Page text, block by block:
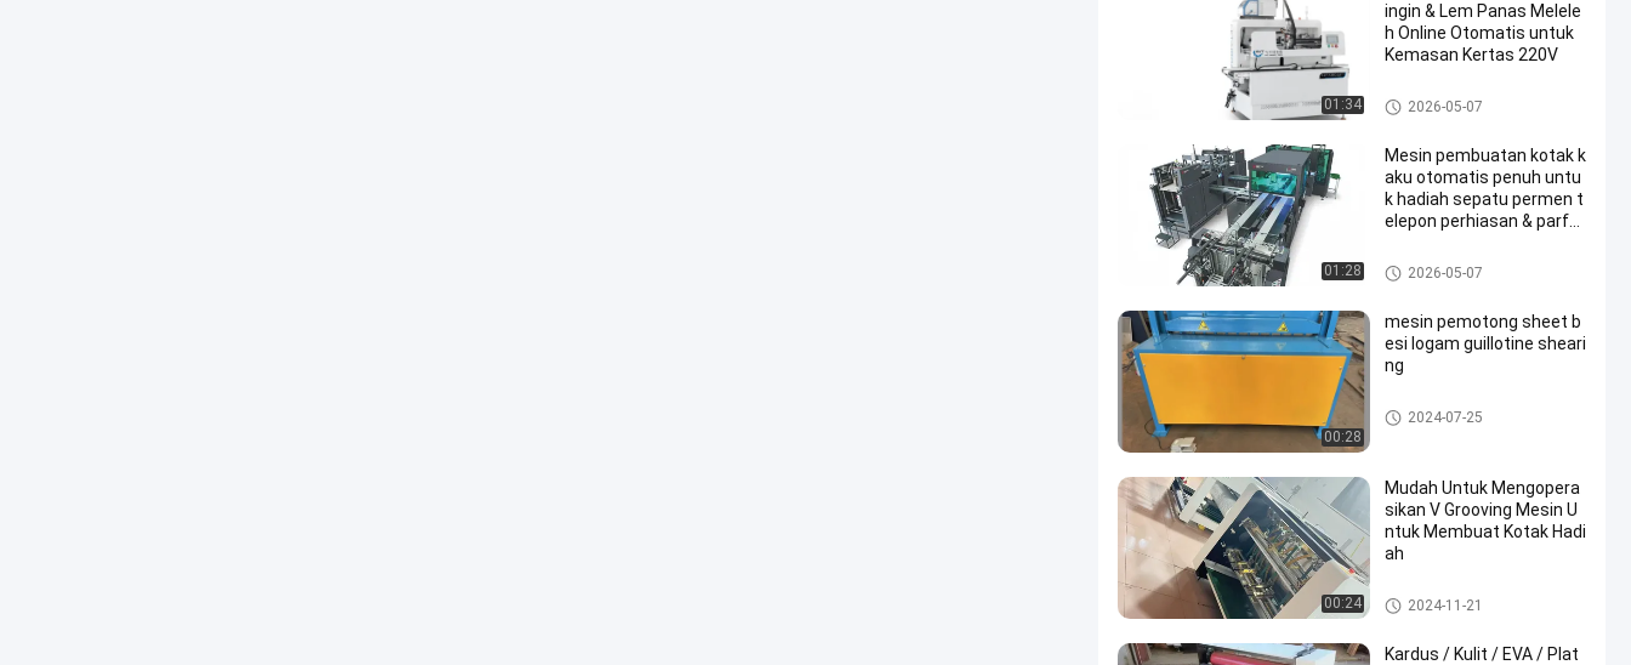
01:34
ingin & Lem Panas Melele
h Online Otomatis untuk
Kemasan Kertas 220V
Laser cutting mesin
2026-05-07
01:28
Mesin pembuatan kotak k
aku otomatis penuh untu
k hadiah sepatu permen t
elepon perhiasan & parfu
komponen inti motor
Laser cutting mesin
2026-05-07
00:28
mesin pemotong sheet b
esi logam guillotine sheari
ng
Laser cutting mesin
2024-07-25
00:24
Mudah Untuk Mengopera
sikan V Grooving Mesin U
ntuk Membuat Kotak Hadi
ah
Laser cutting mesin
2024-11-21
Kardus / Kulit / EVA / Plat